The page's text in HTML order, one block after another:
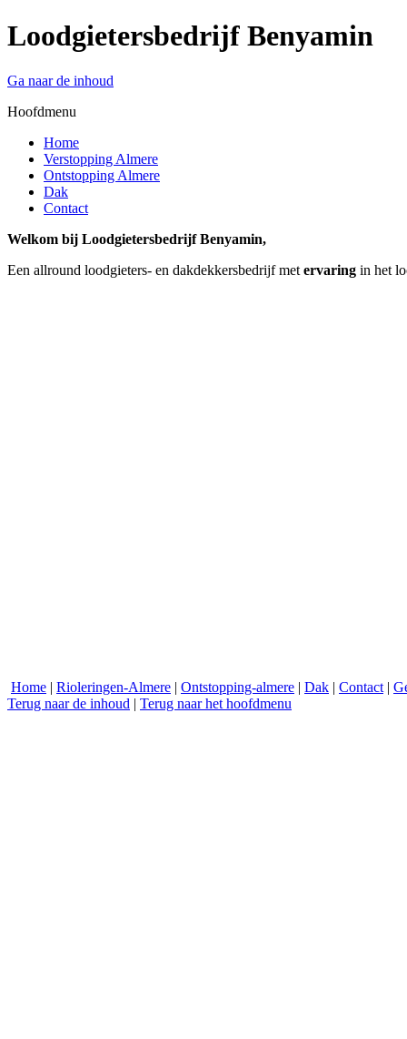
Loodgietersbedrijf Benyamin
Ga naar de inhoud
Hoofdmenu
Home
Verstopping Almere
Ontstopping Almere
Dak
Contact
Welkom bij Loodgietersbedrijf Benyamin,
Een allround loodgieters- en dakdekkersbedrijf met ervaring in het
Home | Rioleringen-Almere | Ontstopping-almere | Dak | Contact |
Terug naar de inhoud | Terug naar het hoofdmenu